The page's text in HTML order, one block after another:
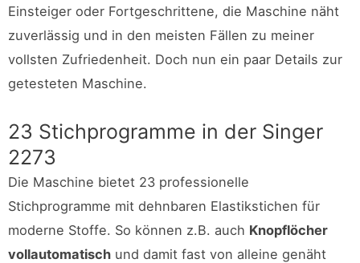
Einsteiger oder Fortgeschrittene, die Maschine näht
zuverlässig und in den meisten Fällen zu meiner
vollsten Zufriedenheit. Doch nun ein paar Details zur
getesteten Maschine.
23 Stichprogramme in der Singer
2273
Die Maschine bietet 23 professionelle
Stichprogramme mit dehnbaren Elastikstichen für
moderne Stoffe. So können z.B. auch Knopflöcher
vollautomatisch und damit fast von alleine genäht